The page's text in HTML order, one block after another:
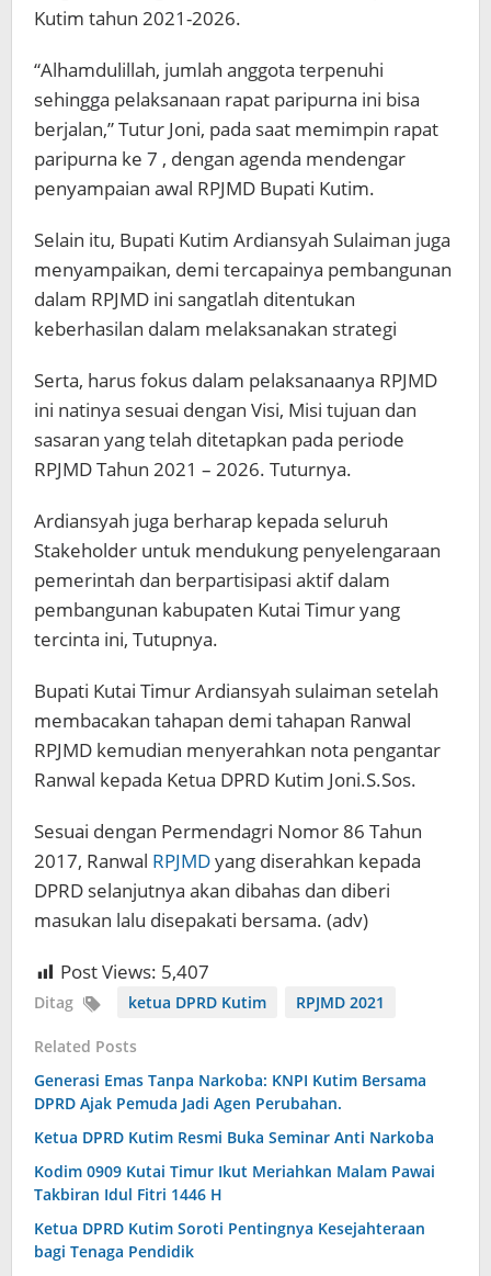
Kutim tahun 2021-2026.
“Alhamdulillah, jumlah anggota terpenuhi
sehingga pelaksanaan rapat paripurna ini bisa
berjalan,” Tutur Joni, pada saat memimpin rapat
paripurna ke 7 , dengan agenda mendengar
penyampaian awal RPJMD Bupati Kutim.
Selain itu, Bupati Kutim Ardiansyah Sulaiman juga
menyampaikan, demi tercapainya pembangunan
dalam RPJMD ini sangatlah ditentukan
keberhasilan dalam melaksanakan strategi
Serta, harus fokus dalam pelaksanaanya RPJMD
ini natinya sesuai dengan Visi, Misi tujuan dan
sasaran yang telah ditetapkan pada periode
RPJMD Tahun 2021 – 2026. Tuturnya.
Ardiansyah juga berharap kepada seluruh
Stakeholder untuk mendukung penyelengaraan
pemerintah dan berpartisipasi aktif dalam
pembangunan kabupaten Kutai Timur yang
tercinta ini, Tutupnya.
Bupati Kutai Timur Ardiansyah sulaiman setelah
membacakan tahapan demi tahapan Ranwal
RPJMD kemudian menyerahkan nota pengantar
Ranwal kepada Ketua DPRD Kutim Joni.S.Sos.
Sesuai dengan Permendagri Nomor 86 Tahun
2017, Ranwal RPJMDyang diserahkan kepada
DPRD selanjutnya akan dibahas dan diberi
masukan lalu disepakati bersama. (adv)
Post Views: 5,407
Ditag ketua DPRD Kutim RPJMD 2021
Related Posts
Generasi Emas Tanpa Narkoba: KNPI Kutim Bersama
DPRD Ajak Pemuda Jadi Agen Perubahan.
Ketua DPRD Kutim Resmi Buka Seminar Anti Narkoba
Kodim 0909 Kutai Timur Ikut Meriahkan Malam Pawai
Takbiran Idul Fitri 1446 H
Ketua DPRD Kutim Soroti Pentingnya Kesejahteraan
bagi Tenaga Pendidik